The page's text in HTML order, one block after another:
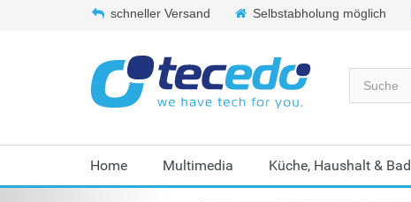
schneller Versand Selbstabholung möglich
Home Multimedia Küche, Haushalt & Bad